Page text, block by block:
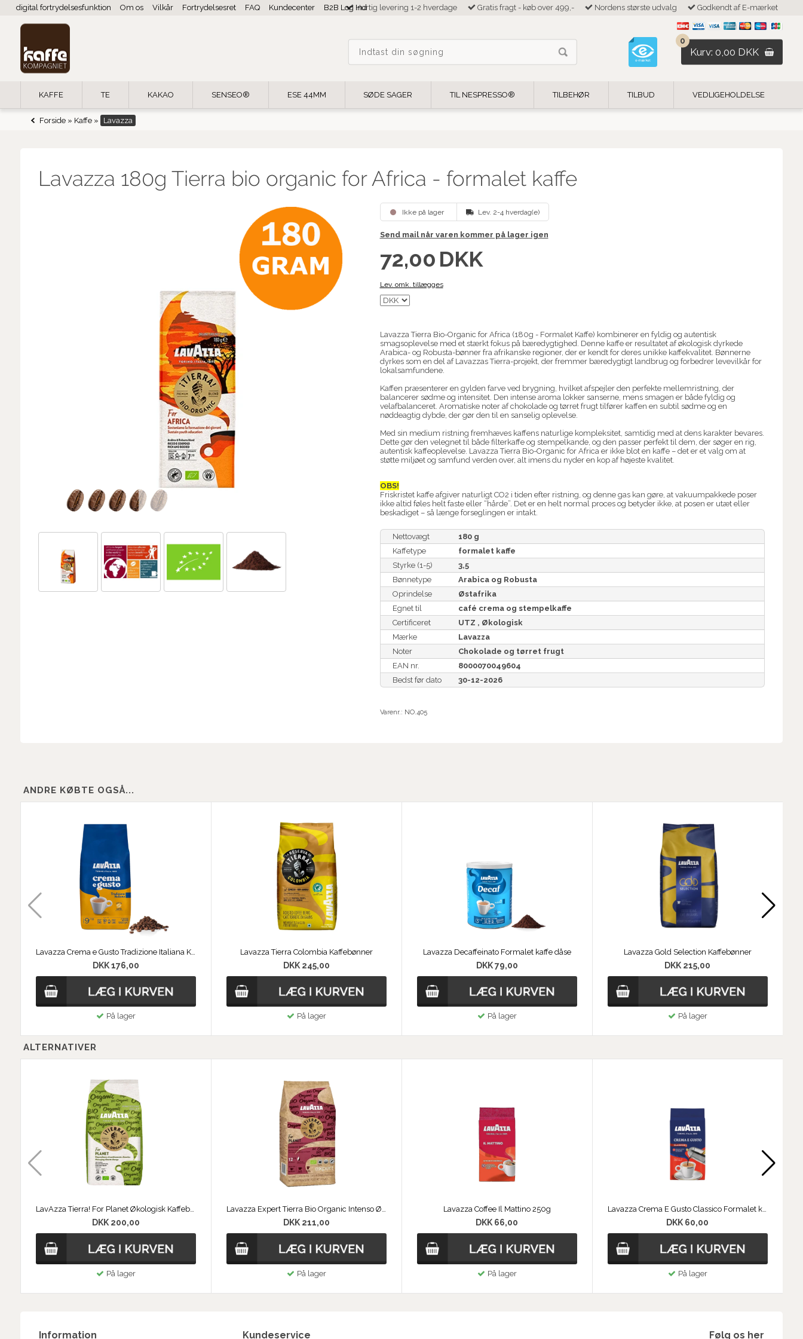
digital fortrydelsesfunktion Om os Vilkår Fortrydelsesret FAQ Kundecenter B2B Log IndHurtig levering 1-2 hverdage Gratis fragt - køb over 499,- Nordens største udvalg Godkendt af E-mærket
0
Kurv: 0,00 DKK
KAFFE TE KAKAO SENSEO® ESE 44MM SØDE SAGER TIL NESPRESSO® TILBEHØR TILBUD VEDLIGEHOLDELSE
Forside» Kaffe» Lavazza
Lavazza 180g Tierra bio organic for Africa - formalet kaffe
Ikke på lager Lev. 2-4 hverdag(e)
Send mail når varen kommer på lager igen
72,00 DKK
Lev. omk. tillægges
Lavazza Tierra Bio-Organic for Africa (180g - Formalet Kaffe) kombinerer en fyldig og autentisk
smagsoplevelse med et stærkt fokus på bæredygtighed. Denne kaffe er resultatet af økologisk dyrkede
Arabica- og Robusta-bønner fra afrikanske regioner, der er kendt for deres unikke kaffekvalitet. Bønnerne
dyrkes som en del af Lavazzas Tierra-projekt, der fremmer bæredygtigt landbrug og forbedrer levevilkår for
lokalsamfundene.
Kaffen præsenterer en gylden farve ved brygning, hvilket afspejler den perfekte mellemristning, der
balancerer sødme og intensitet. Den intense aroma lokker sanserne, mens smagen er både fyldig og
velafbalanceret. Aromatiske noter af chokolade og tørret frugt tilfører kaffen en subtil sødme og en
nøddeagtig dybde, der gør den til en sanselig oplevelse.
Med sin medium ristning fremhæves kaffens naturlige kompleksitet, samtidig med at dens karakter bevares.
Dette gør den velegnet til både filterkaffe og stempelkande, og den passer perfekt til dem, der søger en rig,
autentisk kaffeoplevelse. Lavazza Tierra Bio-Organic for Africa er ikke blot en kaffe – det er et valg om at
støtte miljøet og samfund verden over, alt imens du nyder en kop af højeste kvalitet.
OBS!
Friskristet kaffe afgiver naturligt CO2 i tiden efter ristning, og denne gas kan gøre, at vakuumpakkede poser
ikke altid føles helt faste eller “hårde”. Det er en helt normal proces og betyder ikke, at posen er utæt eller
beskadiget – så længe forseglingen er intakt.
Nettovægt
180 g
Kaffetype
formalet kaffe
Styrke (1-5)
3,5
Bønnetype
Arabica og Robusta
Oprindelse
Østafrika
Egnet til
café crema og stempelkaffe
Certificeret
UTZ , Økologisk
Mærke
Lavazza
Noter
Chokolade og tørret frugt
EAN nr.
8000070049604
Bedst før dato
30-12-2026
Varenr.: NO.405
ANDRE KØBTE OGSÅ...
Lavazza Crema e Gusto Tradizione Italiana Kaffebønner
DKK 176,00
På lager
Lavazza Tierra Colombia Kaffebønner
DKK 245,00
På lager
Lavazza Decaffeinato Formalet kaffe dåse
DKK 79,00
På lager
Lavazza Gold Selection Kaffebønner
DKK 215,00
På lager
ALTERNATIVER
LavAzza Tierra! For Planet Økologisk Kaffebønner
DKK 200,00
På lager
Lavazza Expert Tierra Bio Organic Intenso Øko Kaffebønner
DKK 211,00
På lager
Lavazza Coffee Il Mattino 250g
DKK 66,00
På lager
Lavazza Crema E Gusto Classico Formalet kaffe
DKK 60,00
På lager
Information Kundeservice Følg os her